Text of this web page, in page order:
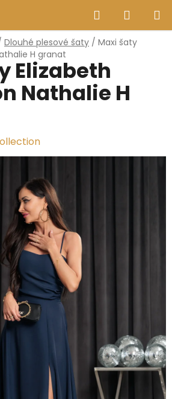
Hledat
KOŠÍK
Dlouhé plesové šaty / Maxi šaty
H granat
Elizabeth
Nathalie H